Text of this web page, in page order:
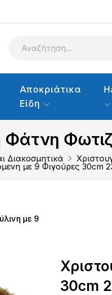
Αποκριάτικα
Είδη
Φάτνη
Διακοσμητικά
με 9 Φιγούρες 30cm
με 9
30cm